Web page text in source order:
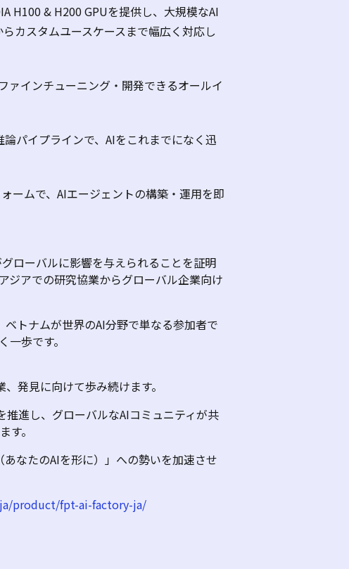
H100 & H200 GPUを提供し、大規模なAI
カスタムユースケースまで幅広く対応し
ァインチューニング・開発できるオールイ
パイプラインで、 AIをこれまでになく迅
ームで、 AIエージェントの構築・運用を即
ローバルに影響を与えられることを証明
ジアでの研究協業からグローバル企業向け
ベトナムが世界のAI分野で単なる参加者で
歩です。
発見に向けて歩み続けます。
推進し、グローバルなAIコミュニティが共
す。
（あなたのAIを形に）」への勢いを加速させ
product/fpt-ai-factory-ja/